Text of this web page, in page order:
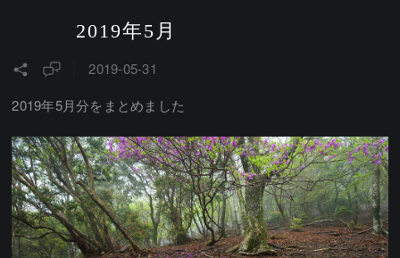
2019年5月
2019-05-31
2019年5月分をまとめました